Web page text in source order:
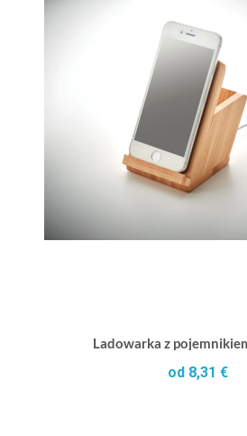
Ladowarka z
od 8,31 €